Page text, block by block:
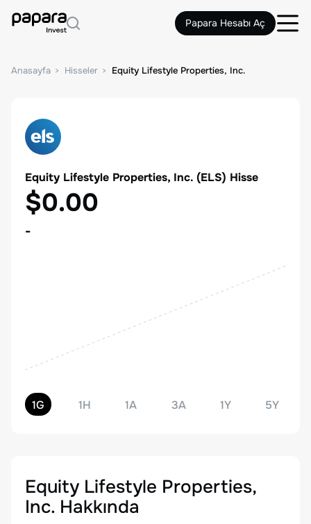
Papara Hesabı Aç
Anasayfa Hisseler Equity Lifestyle Properties, Inc.
Equity Lifestyle Properties, Inc. (ELS) Hisse
$0.00
-
1G 1H 1A 3A 1Y 5Y
Equity Lifestyle Properties,
Inc. Hakkında